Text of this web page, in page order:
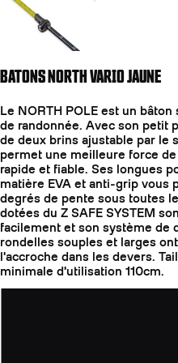
BATONS NORTH VARIO JAUNE
Le NORTH POLE est un
de randonnée. Avec son petit
de deux brins ajustable par le
permet une meilleure force
rapide et fiable. Ses longues
matière EVA et anti-grip vous
degrés de pente sous toutes
dotées du Z SAFE SYSTEM
facilement et son système de
rondelles souples et larges
l'accroche dans les devers.
minimale d'utilisation 110cm.